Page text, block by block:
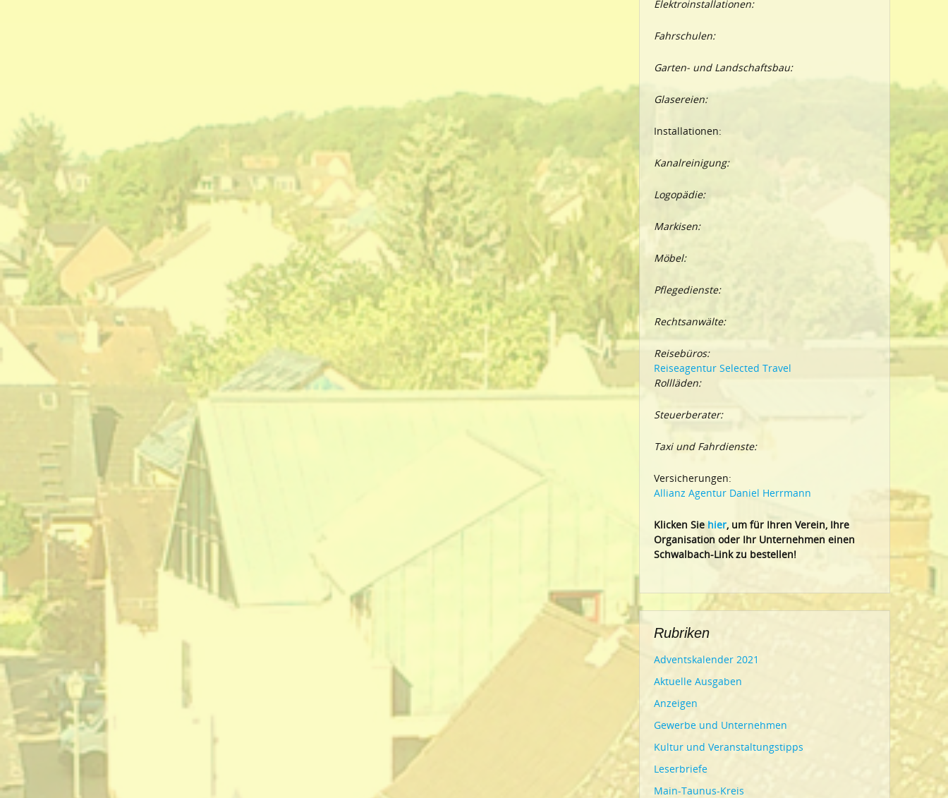
Elektroinstallationen:
Fahrschulen:
Garten- und Landschaftsbau:
Glasereien:
Installationen:
Kanalreinigung:
Logopädie:
Markisen:
Möbel:
Pflegedienste:
Rechtsanwälte:
Reisebüros:
Reiseagentur Selected Travel
Rollläden:
Steuerberater:
Taxi und Fahrdienste:
Versicherungen:
Allianz Agentur Daniel Herrmann
Klicken Siehier, um für Ihren Verein, Ihre
Organisation oder Ihr Unternehmen einen
Schwalbach-Link zu bestellen!
Rubriken
Adventskalender 2021
Aktuelle Ausgaben
Anzeigen
Gewerbe und Unternehmen
Kultur und Veranstaltungstipps
Leserbriefe
Main-Taunus-Kreis